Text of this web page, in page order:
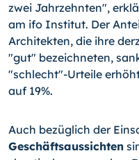
zwei Jahrzehnten",
am ifo Institut. Der
Architekten, die ihre
"gut" be­zeichneten,
"schlecht"-Urteile
auf 19%.
Auch bezüglich der
Geschäftsaussichten